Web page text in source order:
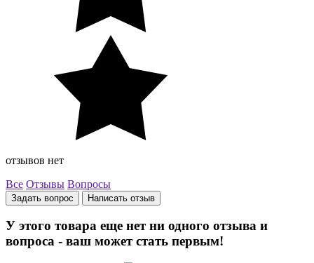
отзывов нет
Все Отзывы Вопросы
Задать вопрос Написать отзыв
У этого товара еще нет ни одного отзыва и
вопроса - ваш может стать первым!